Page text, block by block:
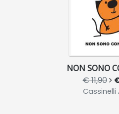
NON SONO
€ 11,90
Cassinelli